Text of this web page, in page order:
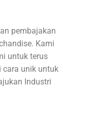
pembajakan
Kami
untuk terus
cara unik untuk
Industri